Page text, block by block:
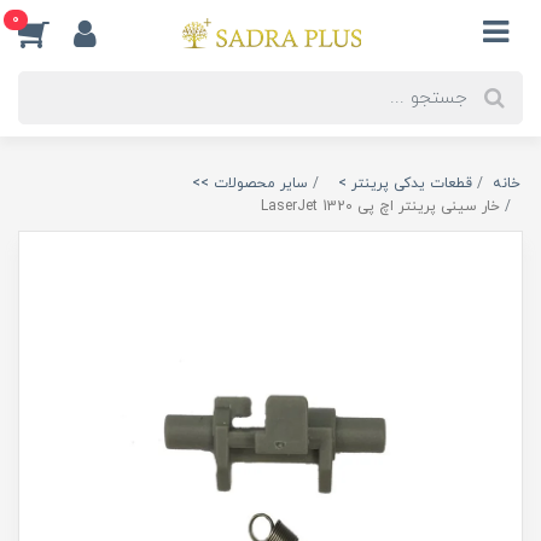
0
خانه قطعات یدکی پرینتر >
سایر محصولات >>
خار سینی پرینتر اچ پی LaserJet 1320